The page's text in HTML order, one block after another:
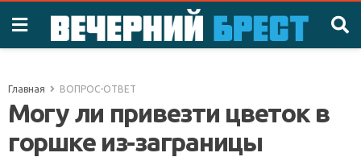
Главная ВОПРОС-ОТВЕТ
Могу ли привезти цветок в
горшке из-заграницы